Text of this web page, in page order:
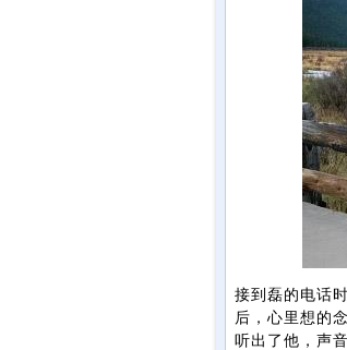
接到磊的电话
后，心里想的
听出了他，声